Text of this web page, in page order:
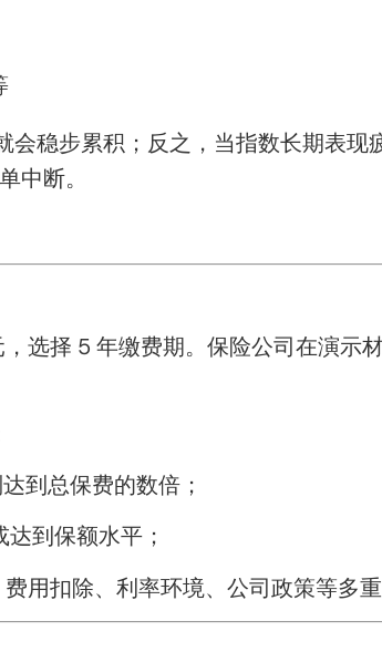
会稳步累积；反之，当指数长期表
中断。
选择 5 年缴费期。保险公司在演示
到总保费的数倍；
到保额水平；
用扣除、利率环境、公司政策等多重